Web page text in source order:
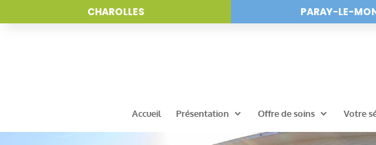
CHAROLLES PARAY-LE-
Accueil Présentation Offre de soins Votre